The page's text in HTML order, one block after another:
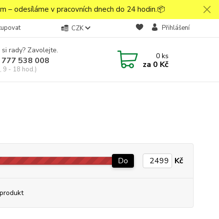
– odesíláme v pracovních dnech do 24 hodin.📦
CZK Přihlášení
rady? Zavolejte.
538 008
9 - 18 hod.)
0ks
za 0 Kč
Do Kč